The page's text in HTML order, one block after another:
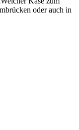
oder auch in